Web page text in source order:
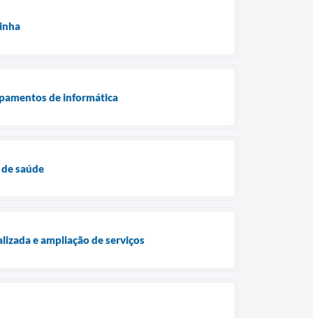
de informática
saúde
e ampliação de serviços